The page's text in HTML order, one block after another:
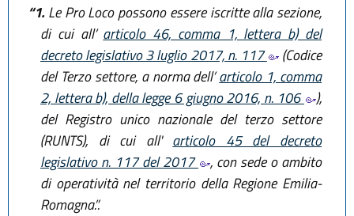
“1.Le Pro Loco possono essere iscritte alla sezione,
di cui all’ articolo 46, comma 1, lettera b) del
decreto legislativo 3 luglio 2017, n. 117
(Codice
del Terzo settore, a norma dell’articolo 1, comma
2, lettera b), della legge 6 giugno 2016, n. 106
),
del Registro unico nazionale del terzo settore
(RUNTS), di cui all' articolo 45 del decreto
legislativo n. 117 del 2017
, con sede o ambito
di operatività nel territorio della Regione Emilia-
Romagna.”.